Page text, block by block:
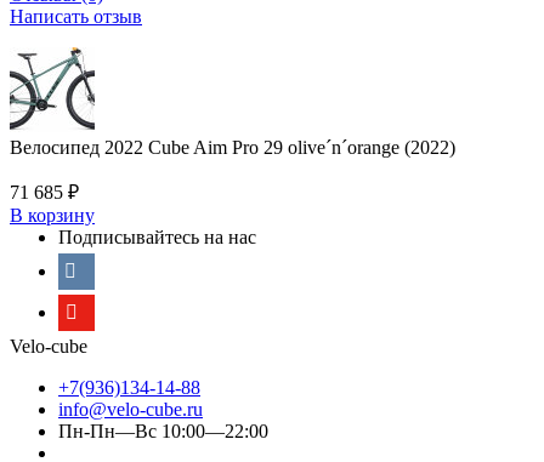
Написать отзыв
Велосипед 2022 Cube Aim Pro 29 olive´n´orange (2022)
71 685 ₽
В корзину
Подписывайтесь на нас
Velo-cube
+7(936)134-14-88
info@velo-cube.ru
Пн-Пн—Вс 10:00—22:00